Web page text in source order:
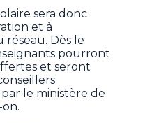
sera donc
et à
Dès le
pourront
et seront
le ministère de